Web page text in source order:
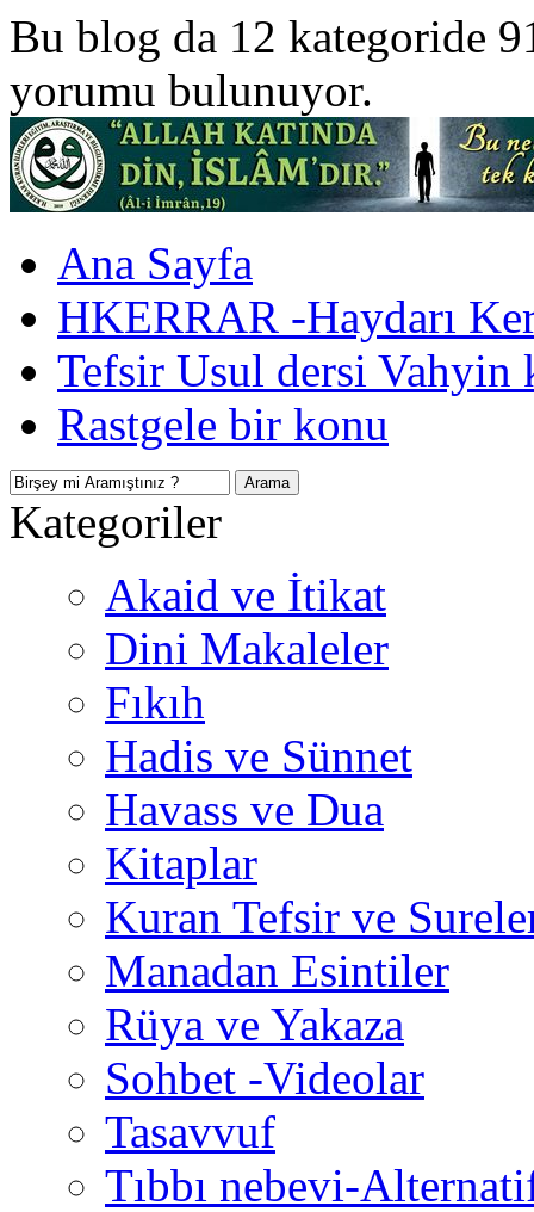
Bu blog da 12 kategoride
yorumu bulunuyor.
Ana Sayfa
HKERRAR -Haydarı
Tefsir Usul dersi Vahyin
Rastgele bir konu
Kategoriler
Akaid ve İtikat
Dini Makaleler
Fıkıh
Hadis ve Sünnet
Havass ve Dua
Kitaplar
Kuran Tefsir ve
Manadan Esintiler
Rüya ve Yakaza
Sohbet -Videolar
Tasavvuf
Tıbbı nebevi-